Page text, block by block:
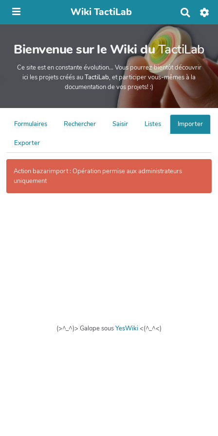
Wiki TactiLab
h
e
r
c
h
e
r
Bienvenue sur le Wiki duTactiLab
Ce site est en constante évolution... Vous pourrez bientôt découvrir
ici les projets créés auTactiLab, et participer vous-mêmes à la
documentation de vos projets! :)
Formulaires Rechercher Saisir Listes Importer
Exporter
Action bazarimport : Opération permise aux administrateurs
uniquement
(>^_^)> Galope sousYesWiki<(^_^<)